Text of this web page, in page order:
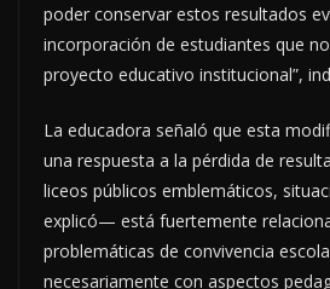
poder conservar estos resultados
incorporación de estudiantes que
proyecto educativo institucional”,
La educadora señaló que esta
una respuesta a la pérdida de
liceos públicos emblemáticos,
explicó— está fuertemente
problemáticas de convivencia
necesariamente con aspectos